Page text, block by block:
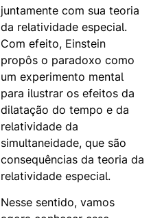
juntamente com sua teoria
da relatividade especial.
Com efeito, Einstein
propôs o paradoxo como
um experimento mental
para ilustrar os efeitos da
dilatação do tempo e da
relatividade da
simultaneidade, que são
consequências da teoria da
relatividade especial.
Nesse sentido, vamos